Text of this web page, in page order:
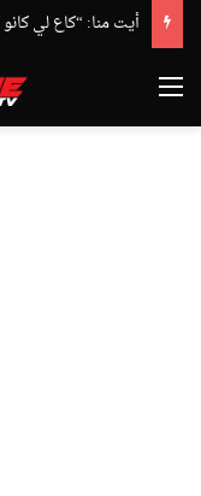
القائمة